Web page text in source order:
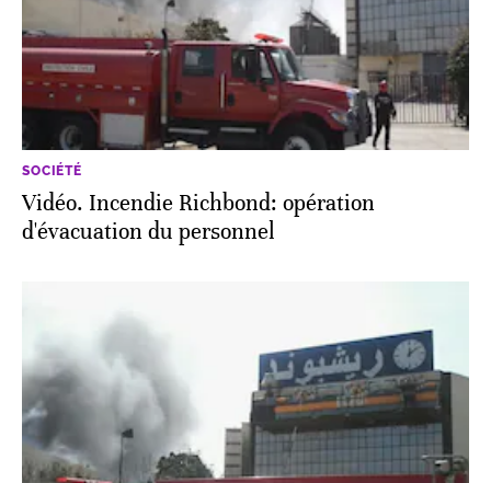
SOCIÉTÉ
Vidéo. Incendie Richbond: opération
d'évacuation du personnel